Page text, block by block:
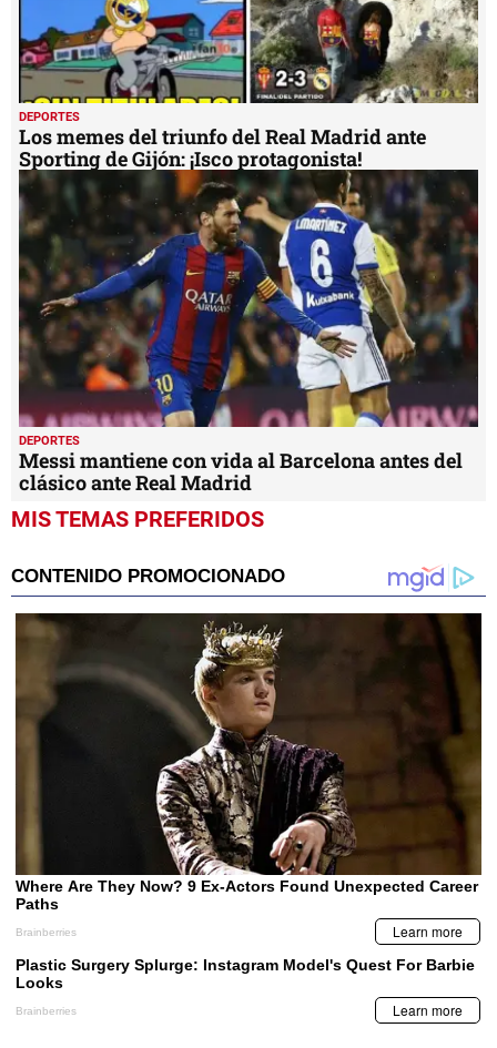
DEPORTES
Los memes del triunfo del Real Madrid ante
Sporting de Gijón: ¡Isco protagonista!
DEPORTES
Messi mantiene con vida al Barcelona antes del
clásico ante Real Madrid
MIS TEMAS PREFERIDOS